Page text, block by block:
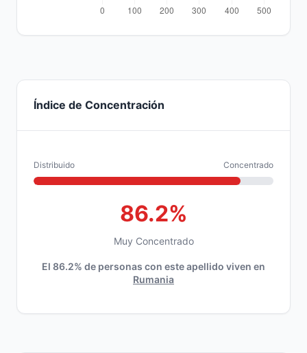
Índice de Concentración
Distribuido Concentrado
86.2%
Muy Concentrado
El 86.2% de personas con este apellido viven en
Rumania